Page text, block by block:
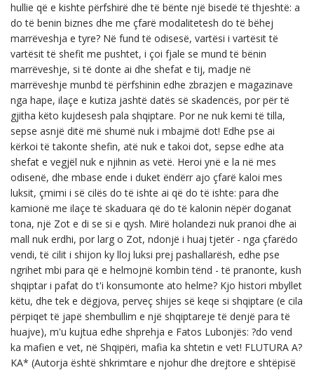
hullie që e kishte përfshirë dhe të bënte një bisedë të thjeshtë: a
do të benin biznes dhe me çfarë modalitetesh do të bëhej
marrëveshja e tyre? Në fund të odisesë, vartësi i vartësit të
vartësit të shefit me pushtet, i çoi fjale se mund të bënin
marrëveshje, si të donte ai dhe shefat e tij, madje në
marrëveshje munbd të përfshinin edhe zbrazjen e magazinave
nga hape, ilaçe e kutiza jashtë datës së skadencës, por për të
gjitha këto kujdesesh pala shqiptare. Por ne nuk kemi të tilla,
sepse asnjë ditë më shumë nuk i mbajmë dot! Edhe pse ai
kërkoi të takonte shefin, atë nuk e takoi dot, sepse edhe ata
shefat e vegjël nuk e njihnin as vetë. Heroi ynë e la në mes
odisenë, dhe mbase ende i duket ëndërr ajo çfarë kaloi mes
luksit, çmimi i së cilës do të ishte ai që do të ishte: para dhe
kamionë me ilaçe të skaduara që do të kalonin nëpër doganat
tona, një Zot e di se si e qysh. Mirë holandezi nuk pranoi dhe ai
mall nuk erdhi, por larg o Zot, ndonjë i huaj tjetër - nga çfarëdo
vendi, të cilit i shijon ky lloj luksi prej pashallarësh, edhe pse
ngrihet mbi para që e helmojnë kombin tënd - të pranonte, kush
shqiptar i pafat do t'i konsumonte ato helme? Kjo histori mbyllet
këtu, dhe tek e dëgjova, perveç shijes së keqe si shqiptare (e cila
përpiqet të japë shembullim e një shqiptareje të denjë para të
huajve), m'u kujtua edhe shprehja e Fatos Lubonjës: ?do vend
ka mafien e vet, në Shqipëri, mafia ka shtetin e vet! FLUTURA A?
KA* (Autorja është shkrimtare e njohur dhe drejtore e shtëpisë